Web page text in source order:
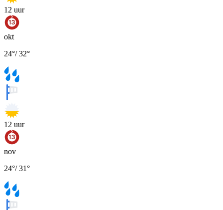
12 uur
okt
24°/32°
12 uur
nov
24°/31°